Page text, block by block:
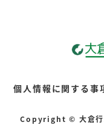
個人情報に関する事
Copyright © 大倉